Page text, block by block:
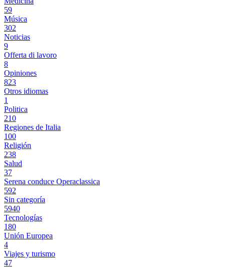
59
Música
302
Noticias
9
Offerta di lavoro
8
Opiniones
823
Otros idiomas
1
Politica
210
Regiones de Italia
100
Religión
238
Salud
37
Serena conduce Operaclassica
592
Sin categoría
5940
Tecnologías
180
Unión Europea
4
Viajes y turismo
47